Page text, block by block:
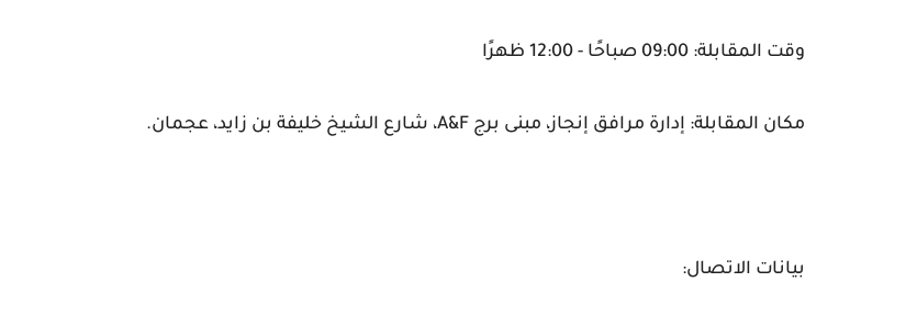
وقت المقابلة: 09:00 صباحًا - 12:00 ظهرًا
مكان المقابلة: إدارة مرافق إنجاز، مبنى برج A&F، شارع الشيخ خليفة بن زايد، عجمان.
بيانات الاتصال: